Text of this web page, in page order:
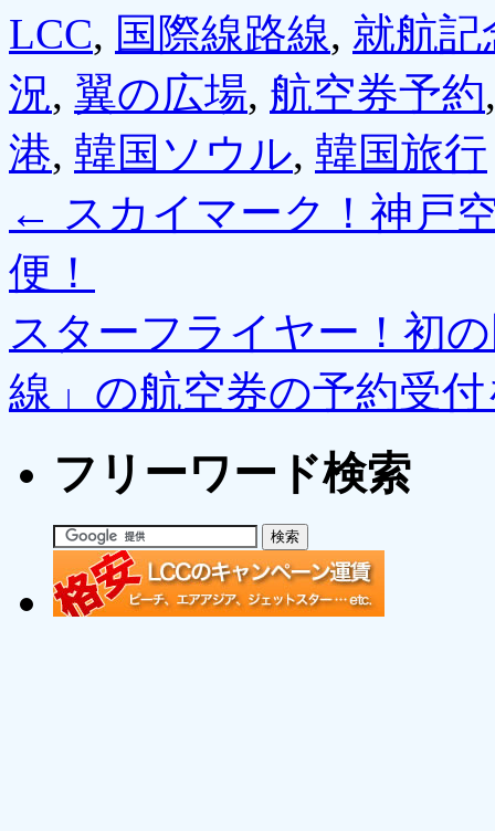
LCC, 国際線路線, 就航
況, 翼の広場, 航空券予約
港, 韓国ソウル, 韓国旅行
← スカイマーク！神戸
便！
スターフライヤー！初
線」の航空券の予約受
フリーワード検索